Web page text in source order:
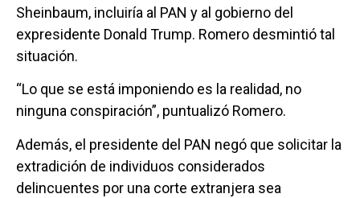
Sheinbaum, incluiría al PAN y al gobierno del
expresidente Donald Trump. Romero desmintió tal
situación.
“Lo que se está imponiendo es la realidad, no
ninguna conspiración”, puntualizó Romero.
Además, el presidente del PAN negó que solicitar la
extradición de individuos considerados
delincuentes por una corte extranjera sea